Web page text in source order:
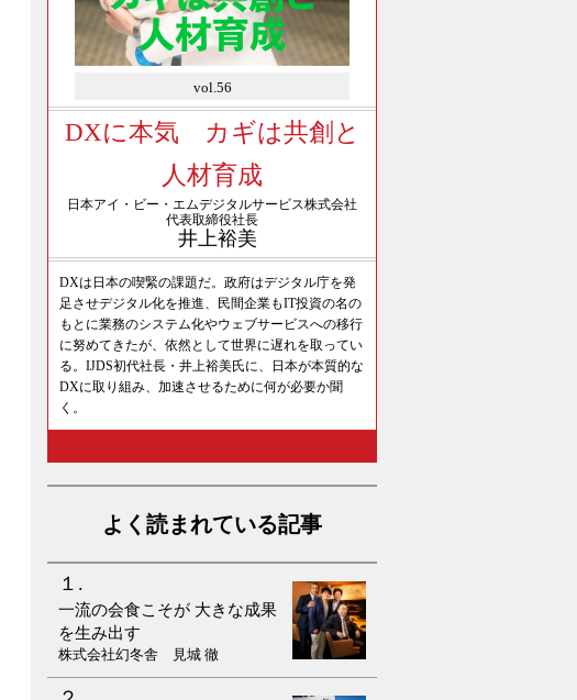
vol.56
DXに本気 カギは共創と
人材育成
日本アイ・ビー・エムデジタルサービス株式会社
代表取締役社長
井上裕美
DXは日本の喫緊の課題だ。政府はデジタル庁を発
足させデジタル化を推進、民間企業もIT投資の名の
もとに業務のシステム化やウェブサービスへの移行
に努めてきたが、依然として世界に遅れを取ってい
る。IJDS初代社長・井上裕美氏に、日本が本質的な
DXに取り組み、加速させるために何が必要か聞
く。
よく読まれている記事
一流の会食こそが 大きな成果
を生み出す
株式会社幻冬舎 見城 徹